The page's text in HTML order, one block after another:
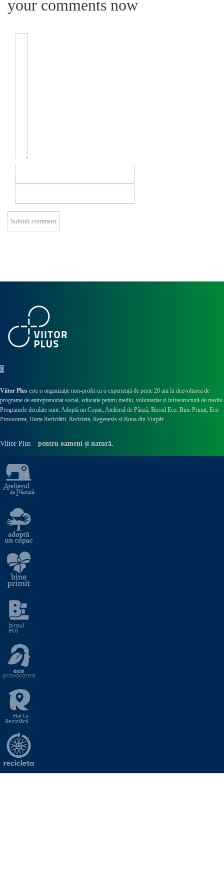
your comments now
Viitor Plus este o organizație non-profit cu o experiență de peste 20 ani în dezvoltarea de
programe de antreprenoriat social, educație pentru mediu, voluntariat și infrastructură de mediu.
Programele derulate sunt: Adoptă un Copac, Atelierul de Pânză, Biroul Eco, Bine Primit, Eco
Provocarea, Harta Reciclării, Recicleta, Regenesis și Roua din Vurpăr.
Viitor Plus – pentru oameni și natură.